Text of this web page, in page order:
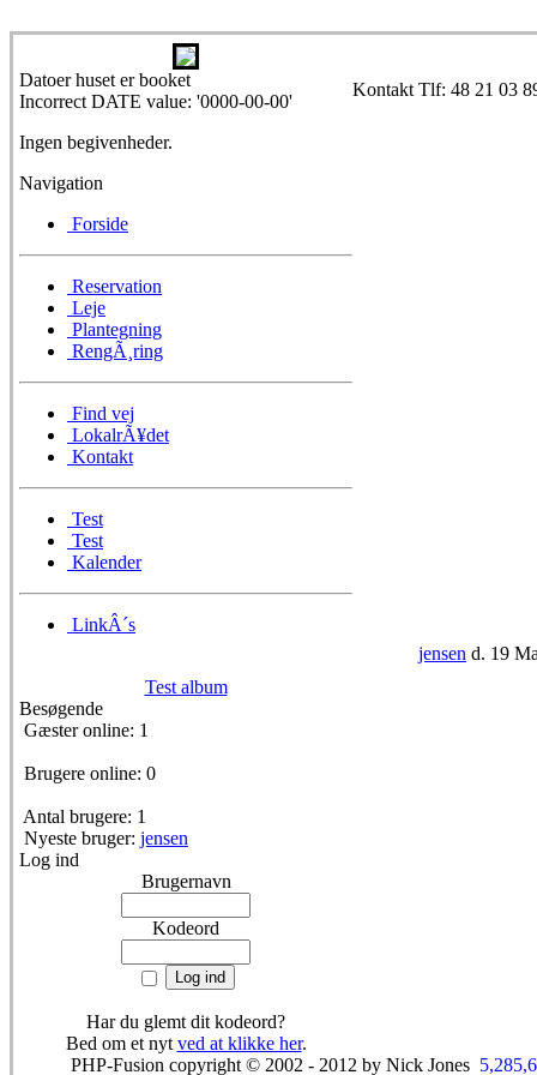
Datoer huset er booket
Incorrect DATE value: '0000-00-00'
Ingen begivenheder.
Navigation
Forside
Reservation
Leje
Plantegning
RengÃ¸ring
Find vej
LokalrÃ¥det
Kontakt
Test
Test
Kalender
LinkÂ´s
Test album
Besøgende
Gæster online: 1
Brugere online: 0
Antal brugere: 1
Nyeste bruger: jensen
Log ind
Brugernavn
Kodeord
Har du glemt dit kodeord?
Bed om et nyt ved at klikke her.
Kontakt Tlf: 48 21 03
jensen d. 19
PHP-Fusion copyright © 2002 - 2012 by Nick Jones